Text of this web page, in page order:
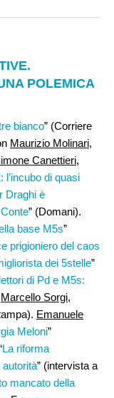
POLEMICA
bianco” (Corriere
Maurizio Molinari,
Canettieri,
l’incubo di quasi
Draghi è
” (Domani).
base M5s”
prigioniero del caos
dei 5stelle”
di Pd e M5s:
Marcello Sorgi,
Emanuele
Meloni”
La riforma
autorità” (intervista a
mancato della